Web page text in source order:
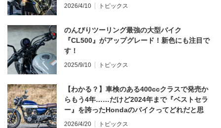
てならず／CB1000F ①第一印象 編】
2026/4/10 トピックス
のんびりツーリング最強の大型バイク
『CL500』がアップグレード！新色にも注目で
す！
2025/9/10 トピックス
【わかる？】車検のある400ccクラスで発売か
らもう4年……だけど2024年まで『ベストセラ
ー』を誇ったHondaのバイクってどれだと思
う？
2026/4/20 トピックス